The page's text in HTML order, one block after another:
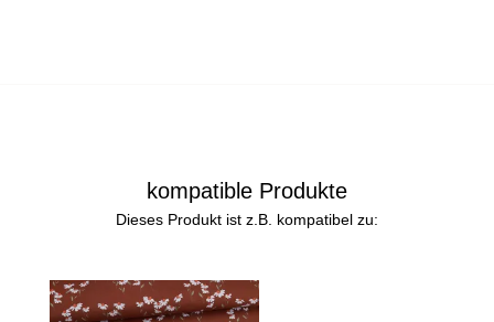
kompatible Produkte
Dieses Produkt ist z.B. kompatibel zu: